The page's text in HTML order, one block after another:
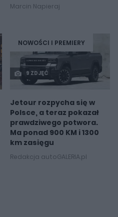
Marcin Napieraj
NOWOŚCI I PREMIERY
9 ZDJĘĆ
Jetour rozpycha się w
Polsce, a teraz pokazał
prawdziwego potwora.
Ma ponad 900 KM i 1300
km zasięgu
Redakcja autoGALERIA.pl